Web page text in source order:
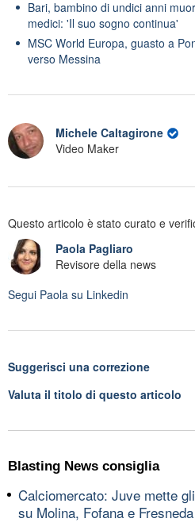
Bari, bambino di undici anni
medici: 'Il suo sogno continua'
MSC World Europa, guasto a
verso Messina
Michele Caltagirone
Video Maker
Questo articolo è stato curato e
Paola Pagliaro
Revisore della news
Segui Paola su Linkedin
Suggerisci una correzione
Valuta il titolo di questo articolo
Blasting News consiglia
Calciomercato: Juve mette
su Molina, Fofana e Fresneda